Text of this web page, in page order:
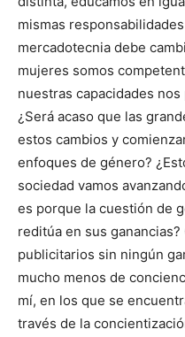
mismas
mercadotecnia debe
mujeres somos
nuestras capacidades
¿Será acaso que las
estos cambios y
enfoques de género?
sociedad vamos
es porque la cuestión de
reditúa en sus
publicitarios sin ningún
mucho menos de
mí, en los que se
través de la